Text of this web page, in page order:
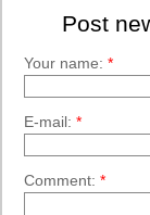
Post
Your name: *
E-mail: *
Comment: *